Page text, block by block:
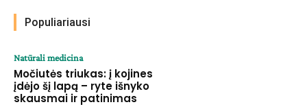
Populiariausi
Natūrali medicina
Močiutės triukas: į kojines
įdėjo šį lapą – ryte išnyko
skausmai ir patinimas